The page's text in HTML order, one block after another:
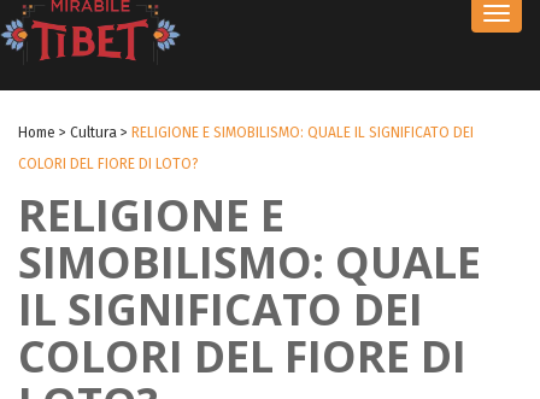
Home > Cultura > RELIGIONE E SIMOBILISMO: QUALE IL SIGNIFICATO DEI
COLORI DEL FIORE DI LOTO?
RELIGIONE E
SIMOBILISMO: QUALE
IL SIGNIFICATO DEI
COLORI DEL FIORE DI